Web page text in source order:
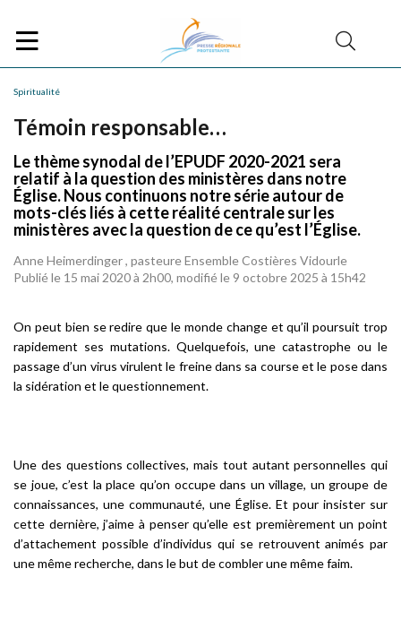
Spiritualité
Témoin responsable…
Le thème synodal de l’EPUDF 2020-2021 sera
relatif à la question des ministères dans notre
Église. Nous continuons notre série autour de
mots-clés liés à cette réalité centrale sur les
ministères avec la question de ce qu’est l’Église.
Anne Heimerdinger , pasteure Ensemble Costières Vidourle
Publié le 15 mai 2020 à 2h00, modifié le 9 octobre 2025 à 15h42
On peut bien se redire que le monde change et qu’il poursuit trop
rapidement ses mutations. Quelquefois, une catastrophe ou le
passage d’un virus virulent le freine dans sa course et le pose dans
la sidération et le questionnement.
Une des questions collectives, mais tout autant personnelles qui
se joue, c’est la place qu’on occupe dans un village, un groupe de
connaissances, une communauté, une Église. Et pour insister sur
cette dernière, j’aime à penser qu’elle est premièrement un point
d’attachement possible d’individus qui se retrouvent animés par
une même recherche, dans le but de combler une même faim.